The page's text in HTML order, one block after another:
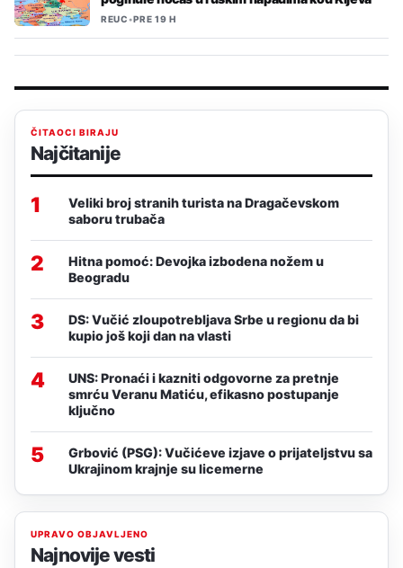
REUC•PRE 19 H
ČITAOCI BIRAJU
Najčitanije
1
Veliki broj stranih turista na Dragačevskom
saboru trubača
2
Hitna pomoć: Devojka izbodena nožem u
Beogradu
3
DS: Vučić zloupotrebljava Srbe u regionu da bi
kupio još koji dan na vlasti
4
UNS: Pronaći i kazniti odgovorne za pretnje
smrću Veranu Matiću, efikasno postupanje
ključno
5
Grbović (PSG): Vučićeve izjave o prijateljstvu sa
Ukrajinom krajnje su licemerne
UPRAVO OBJAVLJENO
Najnovije vesti